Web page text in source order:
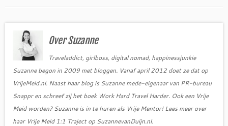
o e
r
Over Suzanne
Traveladdict, girlboss, digital nomad, happinessjunkie
Suzanne begon in 2009 met bloggen. Vanaf april 2012 doet ze dat op
VrijeMeid.nl. Naast haar blog is Suzanne mede-eigenaar van PR-bureau
Snappr en schreef zij het boek Work Hard Travel Harder. Ook een Vrije
Meid worden? Suzanne is in te huren als Vrije Mentor! Lees meer over
haar Vrije Meid 1:1 Traject op SuzannevanDuijn.nl.